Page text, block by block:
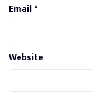
Email*
Website